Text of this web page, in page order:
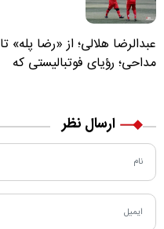
عبدالرضا هلالی؛ از «رضا پله» تا
مداحی؛ رؤیای فوتبالیستی که
ارسال نظر